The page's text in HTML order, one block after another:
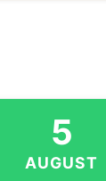
5
AUGUST